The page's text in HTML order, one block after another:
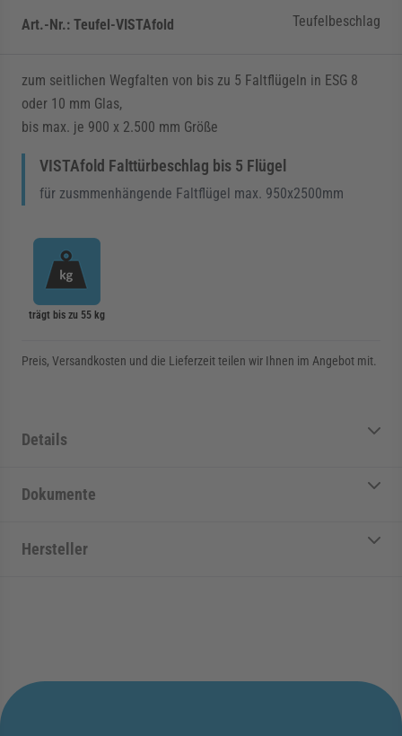
Art.-Nr.: Teufel-VISTAfold Teufelbeschlag
zum seitlichen Wegfalten von bis zu 5 Faltflügeln in ESG 8
oder 10 mm Glas,
bis max. je 900 x 2.500 mm Größe
VISTAfold Falttürbeschlag bis 5 Flügel
für zusmmenhängende Faltflügel max. 950x2500mm
trägt bis zu 55 kg
Preis, Versandkosten und die Lieferzeit teilen wir Ihnen im Angebot mit.
Details
Dokumente
Hersteller